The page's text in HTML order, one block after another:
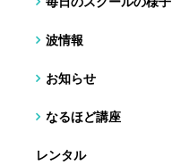
波情報
お知らせ
なるほど講座
レンタル